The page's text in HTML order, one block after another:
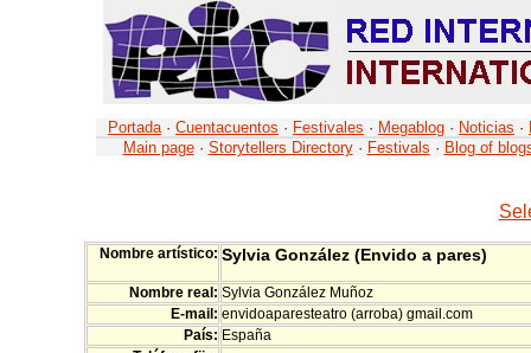
Portada · Cuentacuentos · Festivales · Megablog · Noticias ·
Main page · Storytellers Directory · Festivals · Blog of
Nombre artístico: Sylvia González (Envido a pares)
Nombre real: Sylvia González Muñoz
E-mail: envidoaparesteatro (arroba) gmail.com
País: España